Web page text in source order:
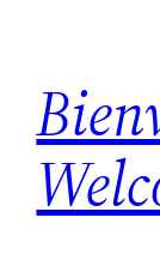
contenu